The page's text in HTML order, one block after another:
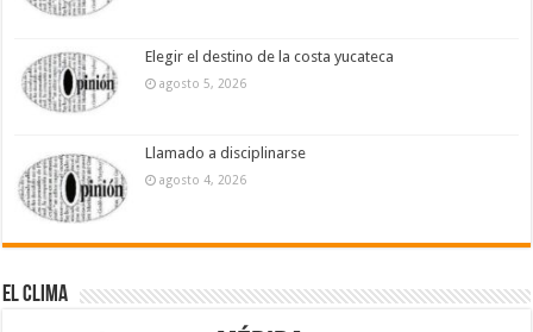
Elegir el destino de la costa yucateca
agosto 5, 2026
Llamado a disciplinarse
agosto 4, 2026
El Clima